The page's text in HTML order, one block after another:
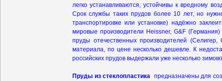
легко устанавливаются, устойчивы к вредному
Срок службы таких прудов более 10 лет, но
транспортировке или установке) надёжно
мировые производители Heissner, G&F
пруды отечественных производителей
материала, по цене несколько дешевле. К
российских прудов выдержали уже несколько
Пруды из стеклопластика предназначены для